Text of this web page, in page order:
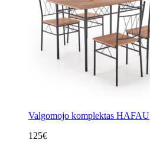
Valgomojo komplektas HAFAU
125€